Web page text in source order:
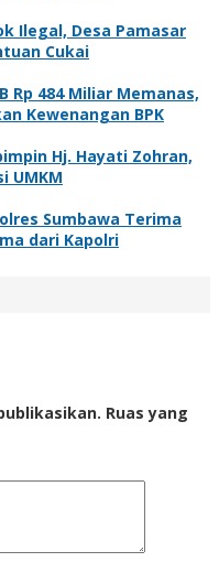
Ilegal, Desa Pamasar
Cukai
Rp 484 Miliar Memanas,
Kewenangan BPK
Hj. Hayati Zohran,
UMKM
Sumbawa Terima
dari Kapolri
Ruas yang